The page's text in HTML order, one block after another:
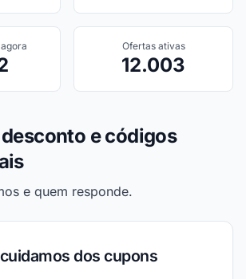
Ofertas ativas
12.003
e códigos
e quem responde.
dos cupons